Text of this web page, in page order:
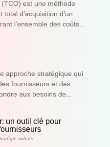
est une méthode
d’acquisition d’un
l’ensemble des coûts...
approche stratégique qui
fournisseurs et des
aux besoins de...
un outil clé pour
achats